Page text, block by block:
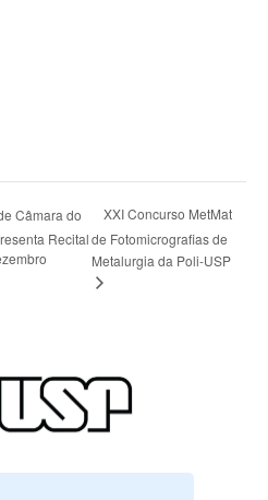
Câmara do
Recital
XXI Concurso MetMat
de Fotomicrografias de
Metalurgia da Poli-USP